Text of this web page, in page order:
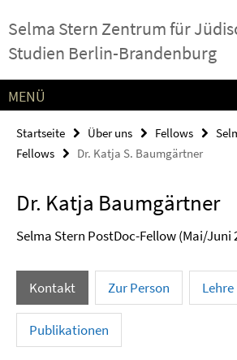
direkt
zu
Selma Stern Zentrum für
Studien Berlin-Brandenburg
Service-
Navigation
MENÜ
Startseite Über uns Fellows
Fellows
Dr. Katja S. Baumgärtner
Dr. Katja Baumgärtner
Selma Stern PostDoc-Fellow (Mai/Juni
Kontakt Zur Person Lehre
Publikationen